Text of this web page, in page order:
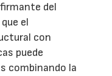
del
el
con
puede
combinando la